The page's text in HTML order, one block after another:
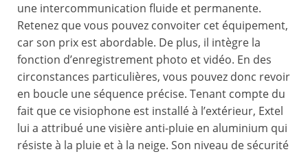
une intercommunication fluide et permanente.
Retenez que vous pouvez convoiter cet équipement,
car son prix est abordable. De plus, il intègre la
fonction d’enregistrement photo et vidéo. En des
circonstances particulières, vous pouvez donc revoir
en boucle une séquence précise. Tenant compte du
fait que ce visiophone est installé à l’extérieur, Extel
lui a attribué une visière anti-pluie en aluminium qui
résiste à la pluie et à la neige. Son niveau de sécurité